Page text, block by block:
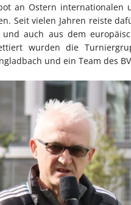
an Ostern
Seit vielen Jahren reiste
auch aus dem
wurden die
und ein Team des